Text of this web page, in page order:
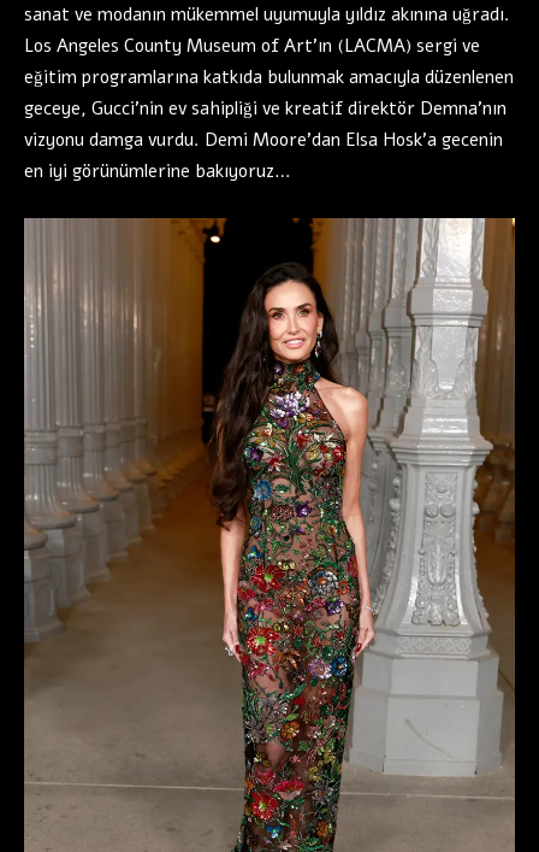
sanat ve modanın mükemmel uyumuyla yıldız akınına uğradı.
Los Angeles County Museum of Art’ın (LACMA) sergi ve
eğitim programlarına katkıda bulunmak amacıyla düzenlenen
geceye, Gucci’nin ev sahipliği ve kreatif direktör Demna’nın
vizyonu damga vurdu. Demi Moore’dan Elsa Hosk’a gecenin
en iyi görünümlerine bakıyoruz…